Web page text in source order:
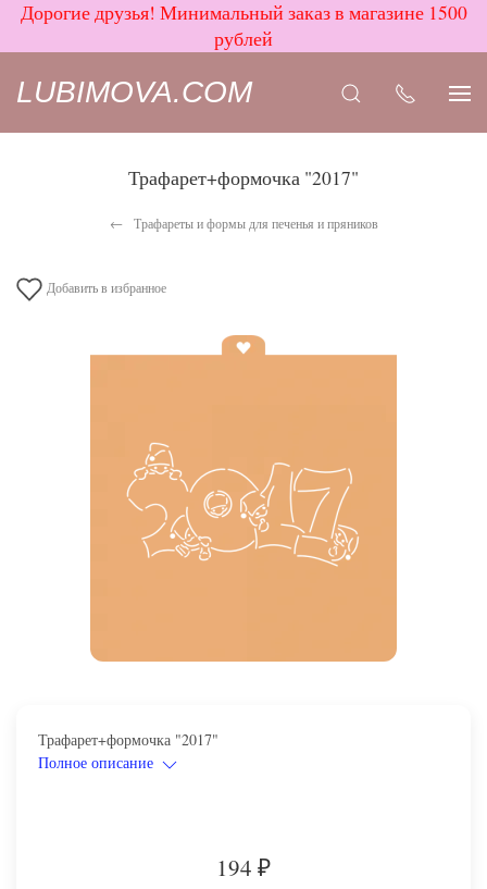
Дорогие друзья! Минимальный заказ в магазине 1500
рублей
LUBIMOVA.COM
Трафарет+формочка "2017"
Трафареты и формы для печенья и пряников
Добавить в избранное
Трафарет+формочка "2017"
Полное описание
194 ₽